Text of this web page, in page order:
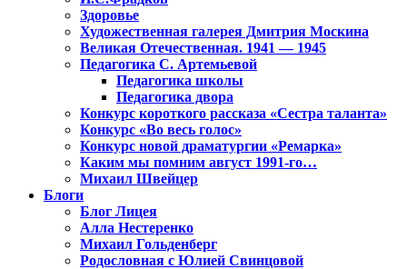
Здоровье
Художественная галерея Дмитрия Москина
Великая Отечественная. 1941 — 1945
Педагогика С. Артемьевой
Педагогика школы
Педагогика двора
Конкурс короткого рассказа «Сестра таланта»
Конкурс «Во весь голос»
Конкурс новой драматургии «Ремарка»
Каким мы помним август 1991-го…
Михаил Швейцер
Блоги
Блог Лицея
Алла Нестеренко
Михаил Гольденберг
Родословная с Юлией Свинцовой